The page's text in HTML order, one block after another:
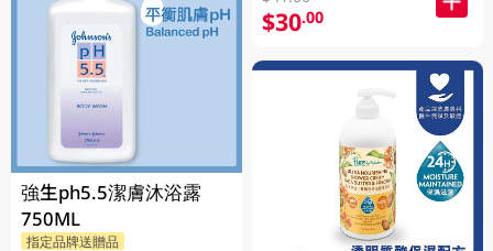
強生ph5.5潔膚沐浴露
750ML
指定品牌送贈品
$30.00